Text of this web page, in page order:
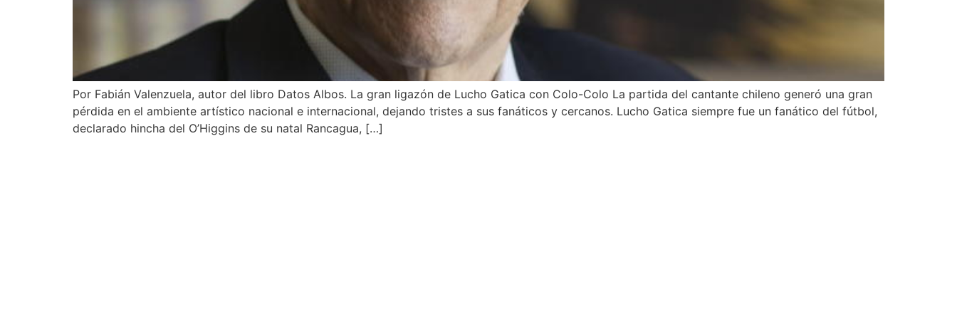
Por Fabián Valenzuela, autor del libro Datos Albos. La gran ligazón de Lucho Gatica con Colo-Colo La partida del cantante chileno generó una gran
pérdida en el ambiente artístico nacional e internacional, dejando tristes a sus fanáticos y cercanos. Lucho Gatica siempre fue un fanático del fútbol,
declarado hincha del O’Higgins de su natal Rancagua, […]